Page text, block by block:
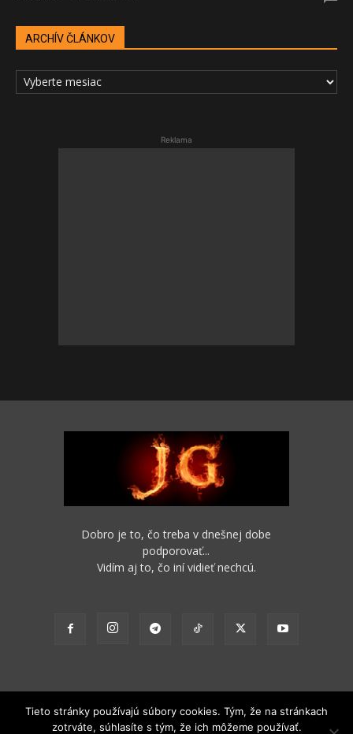
ARCHÍV ČLÁNKOV
ARCHÍV
ČLÁNKOV
Reklama
Dobro je to, čo treba v dnešnej dobe
podporovať...
Vidím aj to, čo iní vidieť nechcú.
Tieto stránky používajú súbory cookies. Tým, že na stránkach
zotrváte, súhlasíte s tým, že ich môžeme používať.